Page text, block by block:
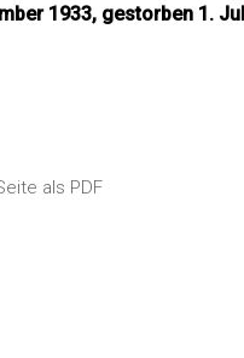
1933, gestorben 1.
als PDF